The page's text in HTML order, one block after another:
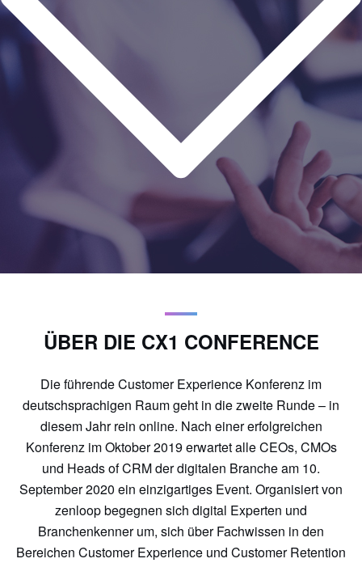
ÜBER DIE CX1 CONFERENCE
Die führende Customer Experience Konferenz im
deutschsprachigen Raum geht in die zweite Runde – in
diesem Jahr rein online. Nach einer erfolgreichen
Konferenz im Oktober 2019 erwartet alle CEOs, CMOs
und Heads of CRM der digitalen Branche am 10.
September 2020 ein einzigartiges Event. Organisiert von
zenloop begegnen sich digital Experten und
Branchenkenner um, sich über Fachwissen in den
Bereichen Customer Experience und Customer Retention